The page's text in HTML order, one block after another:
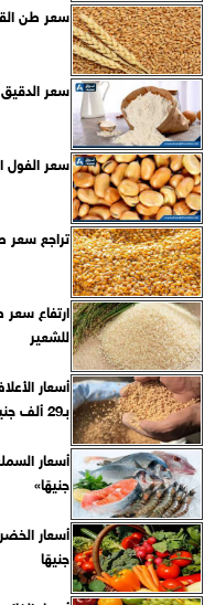
سعر طن
سعر الدقيق
سعر الفول
تراجع سعر طن الذرة
للشعير
أسعار
بـ29 ألف جنيه
جنيهًا»
جنيهًا